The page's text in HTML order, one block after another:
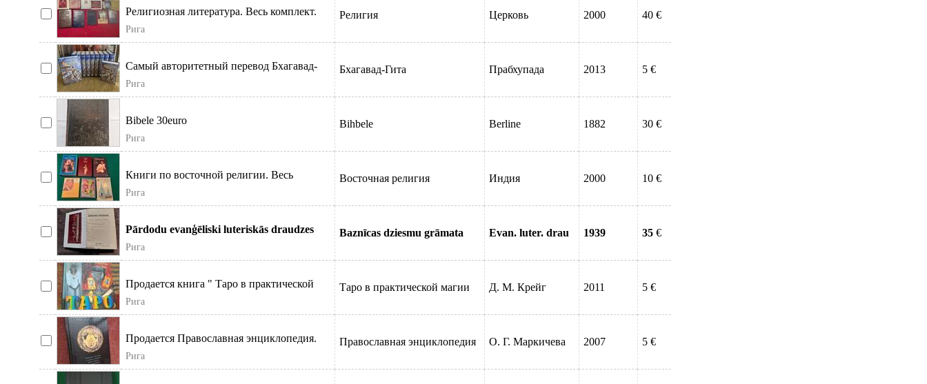
Религиозная литература. Весь комплект.
Возможна пересылка. Можно выбрать.
Рига
Религия Церковь 2000 40 €
Самый авторитетный перевод Бхагавад-
Гиты. Изданная общим тиражом более 100
миллион
Рига
Бхагавад-Гита Прабхупада 2013 5 €
Bibele 30euro
Рига
Bihbele Berline 1882 30 €
Книги по восточной религии. Весь
комплект. Возможна пересылка. Можно
выбрать.
Рига
Восточная религия Индия 2000 10 €
Pārdodu evanģēliski luteriskās draudzes
baznīcas dziesmu grāmatu. 1939. gada
izdevum
Рига
Baznīcas dziesmu grāmata Evan. luter. drau 1939 35 €
Продается книга " Таро в практической
магии". Нечитанная.
Рига
Таро в практической магии Д. М. Крейг 2011 5 €
Продается Православная энциклопедия.
Нечитанная
Рига
Православная энциклопедия О. Г. Маркичева 2007 5 €